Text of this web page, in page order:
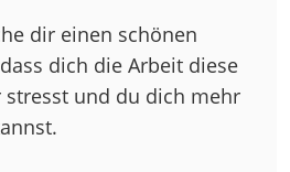
dir einen schönen
dich die Arbeit diese
stresst und du dich mehr